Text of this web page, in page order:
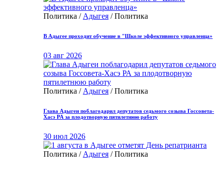
Политика / Адыгея / Политика
В Адыгее проходит обучение в "Школе эффективного управленца»
03 авг 2026
Политика / Адыгея / Политика
Глава Адыгеи поблагодарил депутатов седьмого созыва Госсовета-
Хасэ РА за плодотворную пятилетнюю работу
30 июл 2026
Политика / Адыгея / Политика